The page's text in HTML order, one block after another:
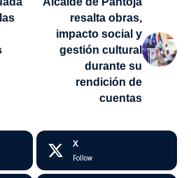
resalta obras,
impacto social y
gestión cultural
durante su
rendición de
cuentas
X
Follow